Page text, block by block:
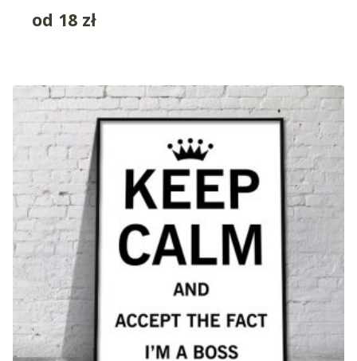
od 18 zł